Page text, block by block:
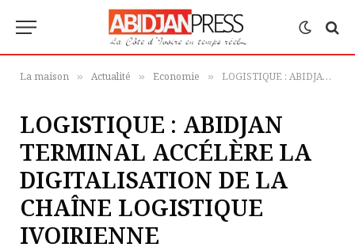
La maison » Actualité » Economie » LOGISTIQUE : ABIDJAN TERMINAL ACCÉLÈRE LA DIGITALISATION DE LA CHAÎNE LOGISTIQUE IVOIRIENNE
LOGISTIQUE : ABIDJAN
TERMINAL ACCÉLÈRE LA
DIGITALISATION DE LA
CHAÎNE LOGISTIQUE
IVOIRIENNE